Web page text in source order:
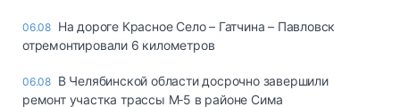
06.08 На дороге Красное Село – Гатчина – Павловск
отремонтировали 6 километров
06.08 В Челябинской области досрочно завершили
ремонт участка трассы М‑5 в районе Сима